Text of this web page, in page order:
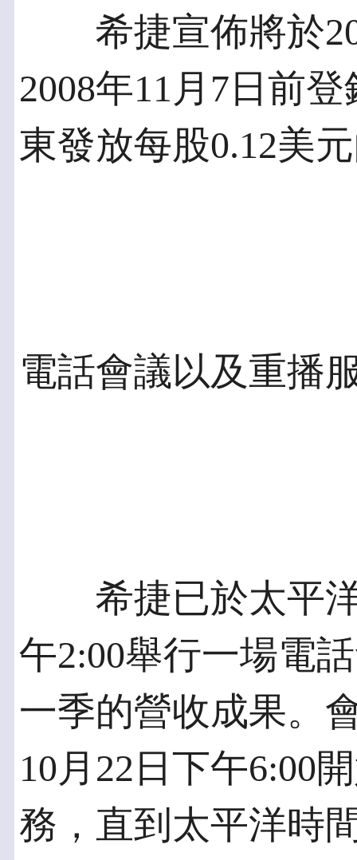
希捷宣佈將於
2008年11月7日前
東發放每股0.12美
電話會議以及重播
希捷已於太平洋
午2:00舉行一場電
一季的營收成果。
10月22日下午6:00
務，直到太平洋時